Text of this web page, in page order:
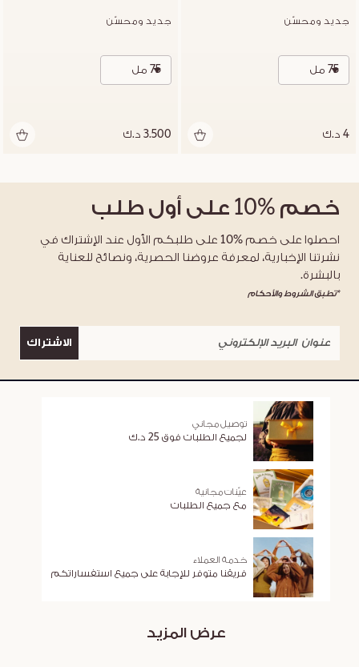
جديد ومحسّن
75 مل
4 د.ك
جديد ومحسّن
75 مل
3.500 د.ك
خصم %10 على أول طلب
احصلوا على خصم %10 على طلبكم الأول عند الإشتراك في
نشرتنا الإخبارية، لمعرفة عروضنا الحصرية، ونصائح للعناية
بالبشرة.
*تطبق الشروط والأحكام
الاشتراك
توصيل مجاني
لجميع الطلبات فوق 25 د.ك
عيّنات مجانية
مع جميع الطلبات
خدمة العملاء
فريقنا متوفر للإجابة على جميع استفساراتكم
عرض المزيد